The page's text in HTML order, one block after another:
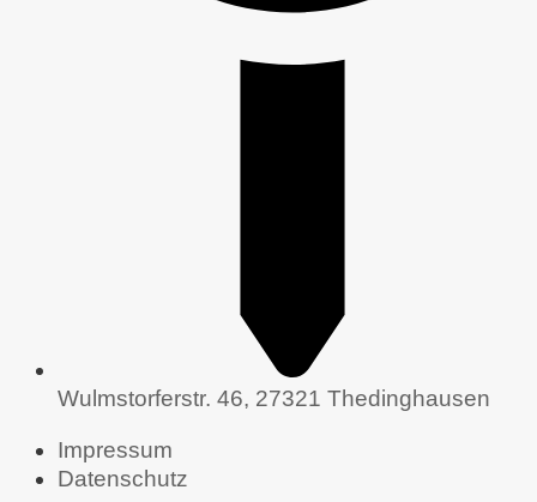
Wulmstorferstr. 46, 27321 Thedinghausen
Impressum
Datenschutz